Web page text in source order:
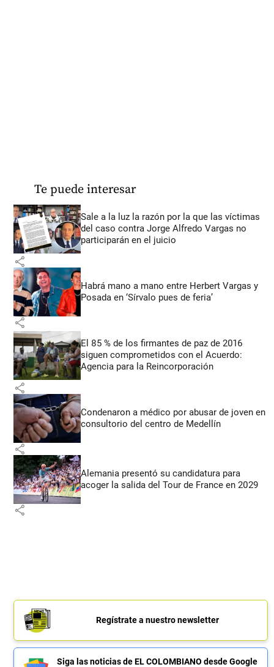
Te puede interesar
Sale a la luz la razón por la que las víctimas
del caso contra Jorge Alfredo Vargas no
participarán en el juicio
share
Habrá mano a mano entre Herbert Vargas y
Posada en ‘Sírvalo pues de feria’
share
El 85 % de los firmantes de paz de 2016
siguen comprometidos con el Acuerdo:
Agencia para la Reincorporación
share
Condenaron a médico por abusar de joven en
consultorio del centro de Medellín
share
Alemania presentó su candidatura para
acoger la salida del Tour de France en 2029
share
Regístrate a nuestro newsletter
Siga las noticias de EL COLOMBIANO desde Google